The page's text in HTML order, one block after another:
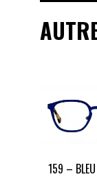
159 – BLEU